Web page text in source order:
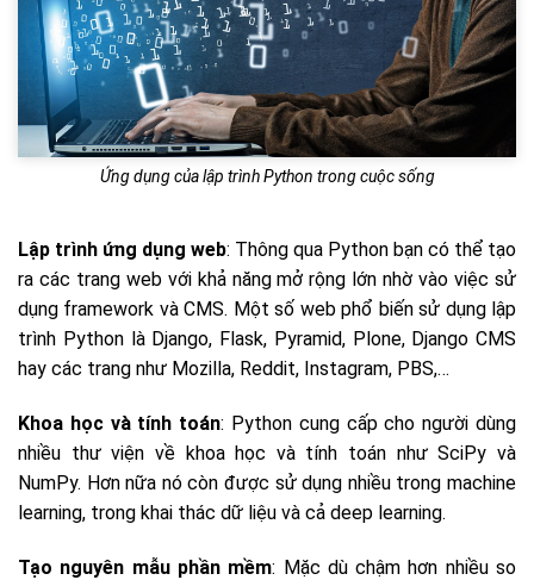
Ứng dụng của lập trình Python trong cuộc sống
Lập trình ứng dụng web: Thông qua Python bạn có thể tạo
ra các trang web với khả năng mở rộng lớn nhờ vào việc sử
dụng framework và CMS. Một số web phổ biến sử dụng lập
trình Python là Django, Flask, Pyramid, Plone, Django CMS
hay các trang như Mozilla, Reddit, Instagram, PBS,…
Khoa học và tính toán: Python cung cấp cho người dùng
nhiều thư viện về khoa học và tính toán như SciPy và
NumPy. Hơn nữa nó còn được sử dụng nhiều trong machine
learning, trong khai thác dữ liệu và cả deep learning.
Tạo nguyên mẫu phần mềm: Mặc dù chậm hơn nhiều so